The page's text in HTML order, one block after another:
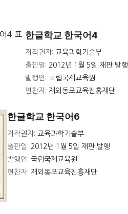
한글학교 한국어4
저작권자: 교육과학기술부
출판일: 2012년 1월 5일 재판 발행
발행인: 국립국제교육원
편찬자: 재외동포교육진흥재단
한글학교 한국어6
저작권자: 교육과학기술부
출판일: 2012년 1월 5일 재판 발행
발행인: 국립국제교육원
편찬자: 재외동포교육진흥재단